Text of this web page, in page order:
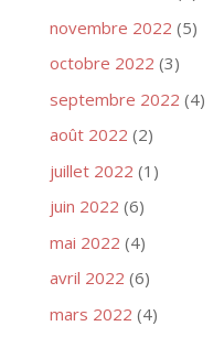
novembre 2022 (5)
octobre 2022 (3)
septembre 2022 (4)
août 2022 (2)
juillet 2022 (1)
juin 2022 (6)
mai 2022 (4)
avril 2022 (6)
mars 2022 (4)